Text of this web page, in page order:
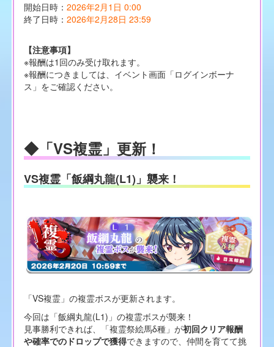
開始日時： 2026年2月1日 0:00
終了日時： 2026年2月28日 23:59
【注意事項】
※報酬は1回のみ受け取れます。
※報酬につきましては、イベント画面「ログインボーナ
ス」をご確認ください。
◆「VS複霊」更新！
VS複霊「飯綱丸龍(L1)」襲来！
「VS複霊」の複霊ボスが更新されます。
今回は「飯綱丸龍(L1)」の複霊ボスが襲来！
見事勝利できれば、「複霊祭絵馬δ種」が初回クリア報酬
や確率でのドロップで獲得できますので、仲間を育てて挑